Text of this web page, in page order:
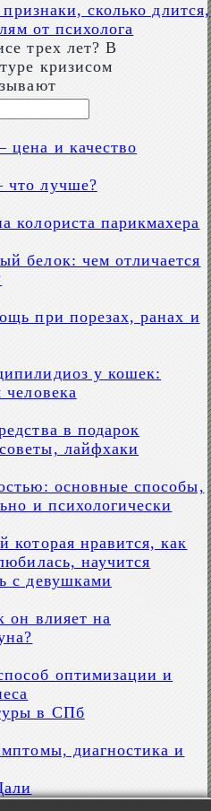
сколько длится,
от психолога
трех лет? В
кризисом
цена и качество
лучше?
колориста парикмахера
белок: чем отличается
при порезах, ранах и
у кошек:
в подарок
лайфхаки
основные способы,
и психологически
которая нравится, как
научится
с девушками
он влияет на
оптимизации и
в СПб
диагностика и